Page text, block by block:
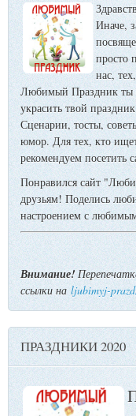
Иначе,
просто
нас,
Любимый Праздник ты
украсить твой
Сценарии, тосты,
юмор. Для тех, кто
рекомендуем посетить
Понравился сайт
друзьям! Поделись
настроением с
Внимание!
ссылки на ljubimyj-
ПРАЗДНИКИ 2020